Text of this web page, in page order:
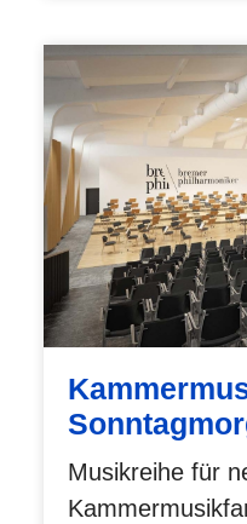
Musikreihe für